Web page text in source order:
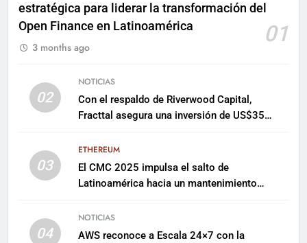
estratégica para liderar la transformación del
Open Finance en Latinoamérica
01
3 months ago
02
NOTICIAS
Con el respaldo de Riverwood Capital,
Fracttal asegura una inversión de US$35
03
ETHEREUM
El CMC 2025 impulsa el salto de
Latinoamérica hacia un mantenimiento
04
NOTICIAS
AWS reconoce a Escala 24×7 con la